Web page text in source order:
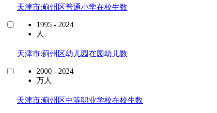
天津市:蓟州区普通小学在校生数
1995 - 2024
人
天津市:蓟州区幼儿园在园幼儿数
2000 - 2024
万人
天津市:蓟州区中等职业学校在校生数